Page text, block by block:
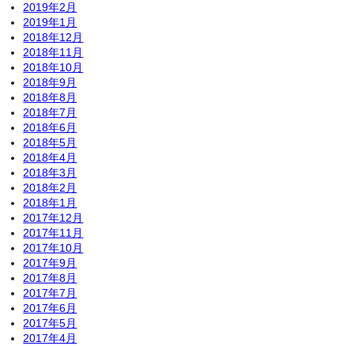
2019年2月
2019年1月
2018年12月
2018年11月
2018年10月
2018年9月
2018年8月
2018年7月
2018年6月
2018年5月
2018年4月
2018年3月
2018年2月
2018年1月
2017年12月
2017年11月
2017年10月
2017年9月
2017年8月
2017年7月
2017年6月
2017年5月
2017年4月